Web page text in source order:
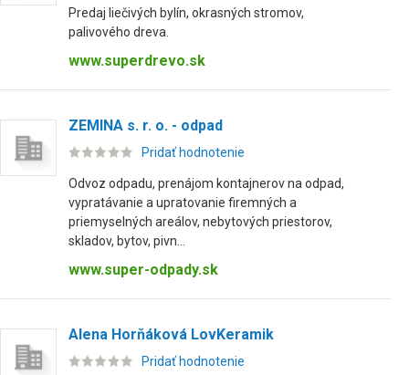
Predaj liečivých bylín, okrasných stromov,
palivového dreva.
www.superdrevo.sk
ZEMINA s. r. o. - odpad
Pridať hodnotenie
Odvoz odpadu, prenájom kontajnerov na odpad,
vypratávanie a upratovanie firemných a
priemyselných areálov, nebytových priestorov,
skladov, bytov, pivn...
www.super-odpady.sk
Alena Horňáková LovKeramik
Pridať hodnotenie